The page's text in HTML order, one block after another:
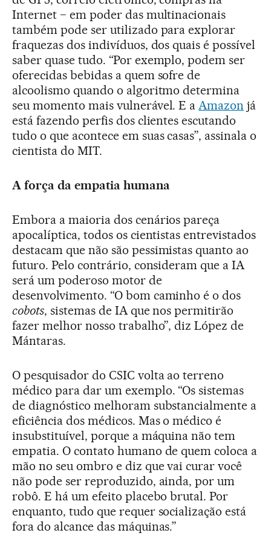
Internet − em poder das multinacionais
também pode ser utilizado para explorar
fraquezas dos indivíduos, dos quais é possível
saber quase tudo. “Por exemplo, podem ser
oferecidas bebidas a quem sofre de
alcoolismo quando o algoritmo determina
seu momento mais vulnerável. E aAmazon já
está fazendo perfis dos clientes escutando
tudo o que acontece em suas casas”, assinala o
cientista do MIT.
A força da empatia humana
Embora a maioria dos cenários pareça
apocalíptica, todos os cientistas entrevistados
destacam que não são pessimistas quanto ao
futuro. Pelo contrário, consideram que a IA
será um poderoso motor de
desenvolvimento. “O bom caminho é o dos
cobots, sistemas de IA que nos permitirão
fazer melhor nosso trabalho”, diz López de
Mántaras.
O pesquisador do CSIC volta ao terreno
médico para dar um exemplo. “Os sistemas
de diagnóstico melhoram substancialmente a
eficiência dos médicos. Mas o médico é
insubstituível, porque a máquina não tem
empatia. O contato humano de quem coloca a
mão no seu ombro e diz que vai curar você
não pode ser reproduzido, ainda, por um
robô. E há um efeito placebo brutal. Por
enquanto, tudo que requer socialização está
fora do alcance das máquinas.”